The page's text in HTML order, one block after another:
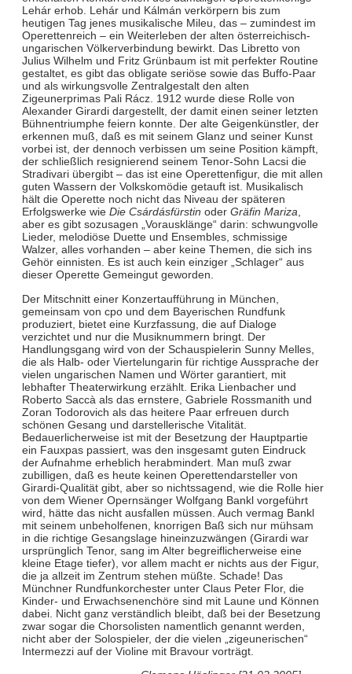
Lehár erhob. Lehár und Kálmán verkörpern bis zum
heutigen Tag jenes musikalische Mileu, das – zumindest im
Operettenreich – ein Weiterleben der alten österreichisch-
ungarischen Völkerverbindung bewirkt. Das Libretto von
Julius Wilhelm und Fritz Grünbaum ist mit perfekter Routine
gestaltet, es gibt das obligate seriöse sowie das Buffo-Paar
und als wirkungsvolle Zentralgestalt den alten
Zigeunerprimas Pali Rácz. 1912 wurde diese Rolle von
Alexander Girardi dargestellt, der damit einen seiner letzten
Bühnentriumphe feiern konnte. Der alte Geigenkünstler, der
erkennen muß, daß es mit seinem Glanz und seiner Kunst
vorbei ist, der dennoch verbissen um seine Position kämpft,
der schließlich resignierend seinem Tenor-Sohn Lacsi die
Stradivari übergibt – das ist eine Operettenfigur, die mit allen
guten Wassern der Volkskomödie getauft ist. Musikalisch
hält die Operette noch nicht das Niveau der späteren
Erfolgswerke wie Die Csárdásfürstin oder Gräfin Mariza,
aber es gibt sozusagen „Vorausklänge“ darin: schwungvolle
Lieder, melodiöse Duette und Ensembles, schmissige
Walzer, alles vorhanden – aber keine Themen, die sich ins
Gehör einnisten. Es ist auch kein einziger „Schlager“ aus
dieser Operette Gemeingut geworden.
Der Mitschnitt einer Konzertaufführung in München,
gemeinsam von cpo und dem Bayerischen Rundfunk
produziert, bietet eine Kurzfassung, die auf Dialoge
verzichtet und nur die Musiknummern bringt. Der
Handlungsgang wird von der Schauspielerin Sunny Melles,
die als Halb- oder Viertelungarin für richtige Aussprache der
vielen ungarischen Namen und Wörter garantiert, mit
lebhafter Theaterwirkung erzählt. Erika Lienbacher und
Roberto Saccà als das ernstere, Gabriele Rossmanith und
Zoran Todorovich als das heitere Paar erfreuen durch
schönen Gesang und darstellerische Vitalität.
Bedauerlicherweise ist mit der Besetzung der Hauptpartie
ein Fauxpas passiert, was den insgesamt guten Eindruck
der Aufnahme erheblich herabmindert. Man muß zwar
zubilligen, daß es heute keinen Operettendarsteller von
Girardi-Qualität gibt, aber so nichtssagend, wie die Rolle hier
von dem Wiener Opernsänger Wolfgang Bankl vorgeführt
wird, hätte das nicht ausfallen müssen. Auch vermag Bankl
mit seinem unbeholfenen, knorrigen Baß sich nur mühsam
in die richtige Gesangslage hineinzuzwängen (Girardi war
ursprünglich Tenor, sang im Alter begreiflicherweise eine
kleine Etage tiefer), vor allem macht er nichts aus der Figur,
die ja allzeit im Zentrum stehen müßte. Schade! Das
Münchner Rundfunkorchester unter Claus Peter Flor, die
Kinder- und Erwachsenenchöre sind mit Laune und Können
dabei. Nicht ganz verständlich bleibt, daß bei der Besetzung
zwar sogar die Chorsolisten namentlich genannt werden,
nicht aber der Solospieler, der die vielen „zigeunerischen“
Intermezzi auf der Violine mit Bravour vorträgt.